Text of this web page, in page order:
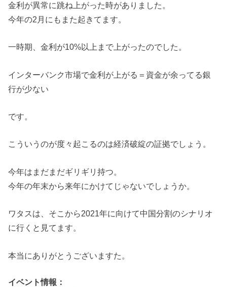
金利が異常に跳ね上がった時がありました。
今年の2月にもまた起きてます。
一時期、金利が10%以上まで上がったのでした。
インターバンク市場で金利が上がる＝資金が余ってる銀
行が少ない
です。
こういうのが度々起こるのは経済破綻の証拠でしょう。
今年はまだまだギリギリ持つ。
今年の年末から来年にかけてじゃないでしょうか。
ワタスは、そこから2021年に向けて中国分割のシナリオ
に行くと見てます。
本当にありがとうございますた。
イベント情報：